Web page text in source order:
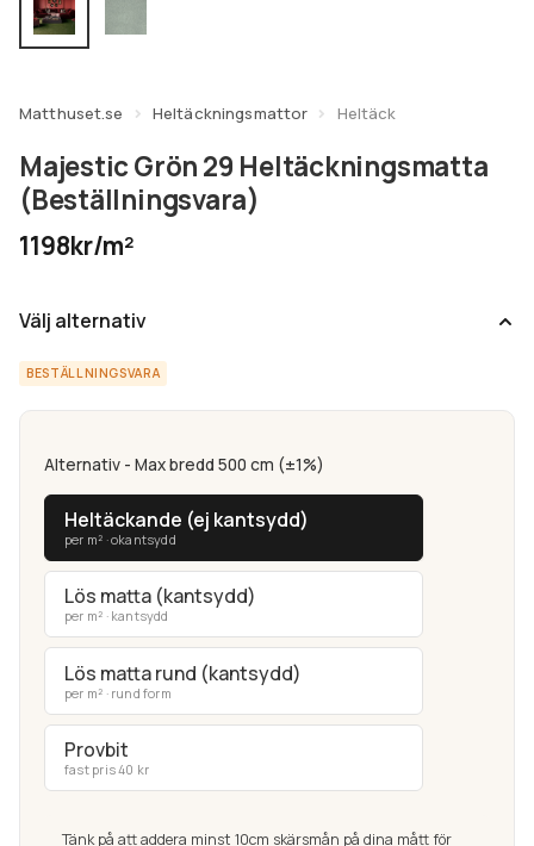
Matthuset.se Heltäckningsmattor Heltäck
Majestic Grön 29 Heltäckningsmatta
(Beställningsvara)
1198kr/m²
Välj alternativ
BESTÄLLNINGSVARA
Alternativ - Max bredd 500 cm (±1%)
Heltäckande (ej kantsydd)
per m² · okantsydd
Lös matta (kantsydd)
per m² · kantsydd
Lös matta rund (kantsydd)
per m² · rund form
Provbit
fast pris 40 kr
Tänk på att addera minst 10cm skärsmån på dina mått för